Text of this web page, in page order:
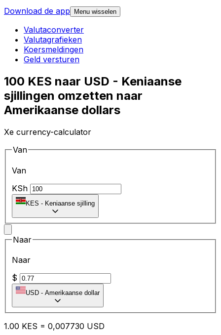
Download de app
Menu wisselen
Valutaconverter
Valutagrafieken
Koersmeldingen
Geld versturen
100 KES naar USD - Keniaanse
sjillingen omzetten naar
Amerikaanse dollars
Xe currency-calculator
Van
Van
KSh
KES - Keniaanse sjilling
Naar
Naar
$
USD - Amerikaanse dollar
1.00 KES = 0,007730 USD